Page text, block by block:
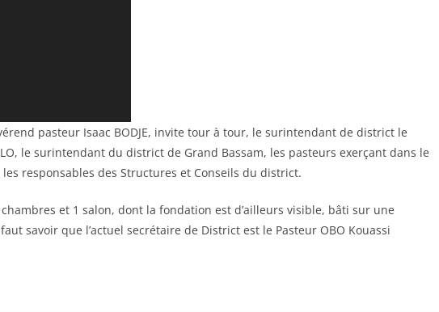
pasteur Isaac BODJE, invite tour à tour, le surintendant de district le
le surintendant du district de Grand Bassam, les pasteurs exerçant dans le
responsables des Structures et Conseils du district.
et 1 salon, dont la fondation est d’ailleurs visible, bâti sur une
savoir que l’actuel secrétaire de District est le Pasteur OBO Kouassi